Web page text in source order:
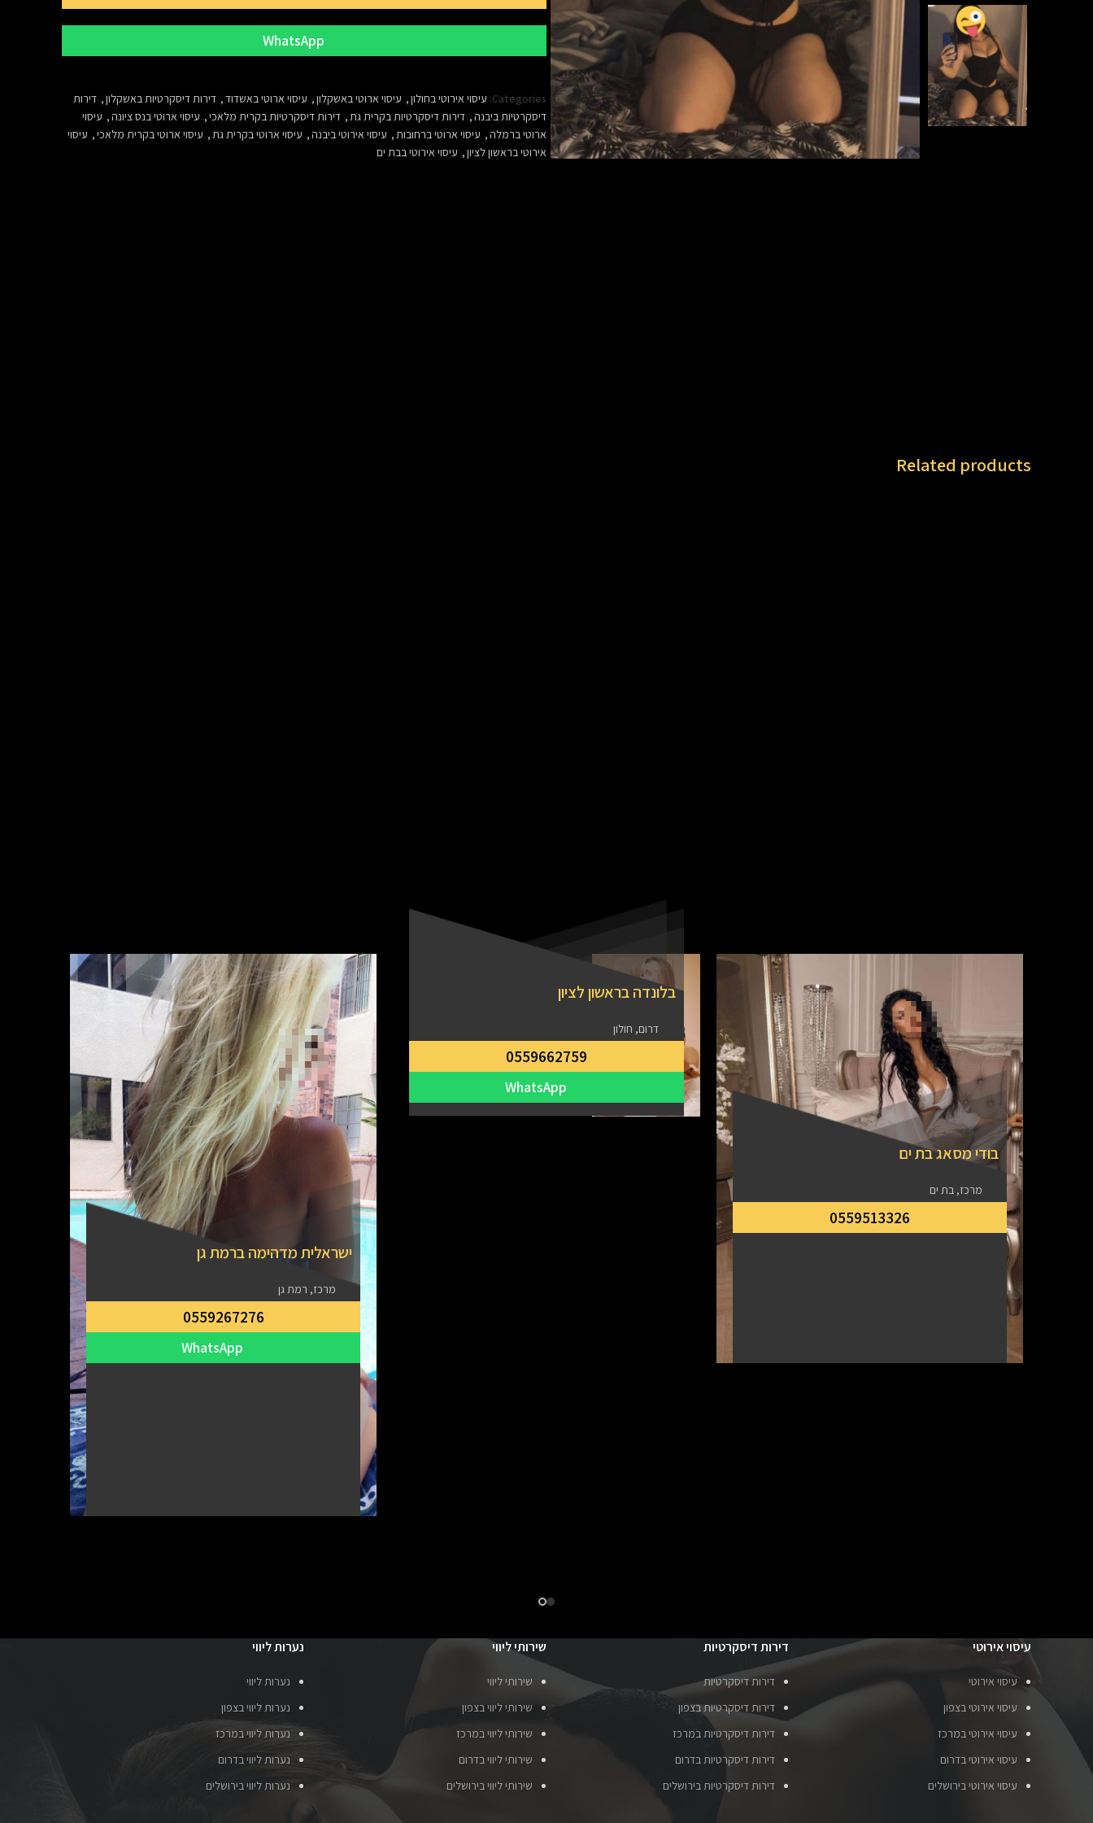
Categories: עיסוי אירוטי בחולון, עיסוי ארוטי באשקלון, עיסוי ארוטי באשדוד, דירות דיסקרטיות באשקלון, דירות
דיסקרטיות ביבנה, דירות דיסקרטיות בקרית גת, דירות דיסקרטיות בקרית מלאכי, עיסוי ארוטי בנס ציונה, עיסוי
ארוטי ברמלה, עיסוי ארוטי ברחובות, עיסוי אירוטי ביבנה, עיסוי ארוטי בקרית גת, עיסוי ארוטי בקרית מלאכי, עיסוי
אירוטי בראשון לציון, עיסוי אירוטי בבת ים
Related products
בודי מסאג בת ים
מרכז, בת ים
0559513326
בלונדה בראשון לציון
דרום, חולון
0559662759
ישראלית מדהימה ברמת גן
מרכז, רמת גן
0559267276
עיסוי אירוטי
עיסוי אירוטי
עיסוי אירוטי בצפון
עיסוי אירוטי במרכז
עיסוי אירוטי בדרום
עיסוי אירוטי בירושלים
דירות דיסקרטיות
דירות דיסקרטיות
דירות דיסקרטיות בצפון
דירות דיסקרטיות במרכז
דירות דיסקרטיות בדרום
דירות דיסקרטיות בירושלים
שירותי ליווי
שירותי ליווי
שירותי ליווי בצפון
שירותי ליווי במרכז
שירותי ליווי בדרום
שירותי ליווי בירושלים
נערות ליווי
נערות ליווי
נערות ליווי בצפון
נערות ליווי במרכז
נערות ליווי בדרום
נערות ליווי בירושלים